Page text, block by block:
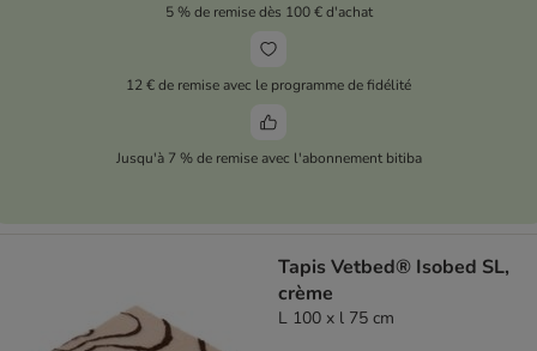
5 % de remise dès 100 € d'achat
12 € de remise avec le programme de fidélité
Jusqu'à 7 % de remise avec l'abonnement bitiba
Tapis Vetbed® Isobed SL,
crème
L 100 x l 75 cm